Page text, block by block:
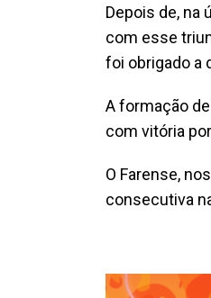
Depois de, na
com esse
foi obrigado a
A formação
com vitória
O Farense,
consecutiva